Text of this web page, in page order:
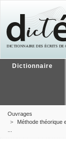
Dictionnaire
Ouvrages
Méthode théorique